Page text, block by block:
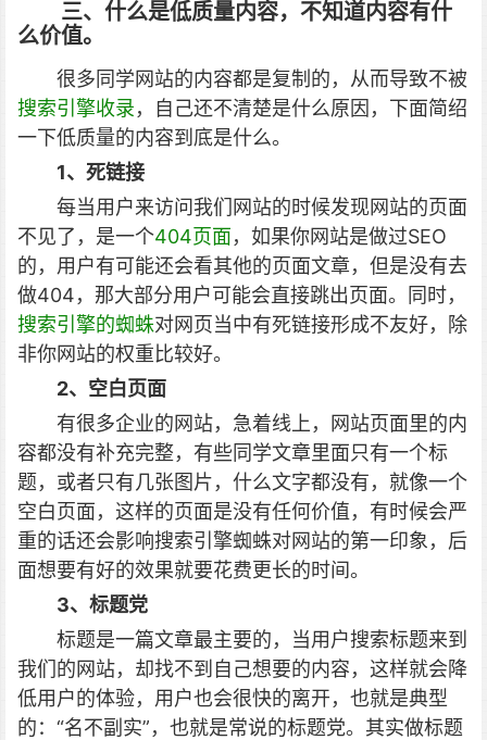
三、什么是低质量内容，不知道内容有什
么价值。
很多同学网站的内容都是复制的，从而导致不被
搜索引擎收录，自己还不清楚是什么原因，下面简绍
一下低质量的内容到底是什么。
1、死链接
每当用户来访问我们网站的时候发现网站的页面
不见了，是一个404页面，如果你网站是做过SEO
的，用户有可能还会看其他的页面文章，但是没有去
做404，那大部分用户可能会直接跳出页面。同时，
搜索引擎的蜘蛛对网页当中有死链接形成不友好，除
非你网站的权重比较好。
2、空白页面
有很多企业的网站，急着线上，网站页面里的内
容都没有补充完整，有些同学文章里面只有一个标
题，或者只有几张图片，什么文字都没有，就像一个
空白页面，这样的页面是没有任何价值，有时候会严
重的话还会影响搜索引擎蜘蛛对网站的第一印象，后
面想要有好的效果就要花费更长的时间。
3、标题党
标题是一篇文章最主要的，当用户搜索标题来到
我们的网站，却找不到自己想要的内容，这样就会降
低用户的体验，用户也会很快的离开，也就是典型
的：“名不副实”，也就是常说的标题党。其实做标题